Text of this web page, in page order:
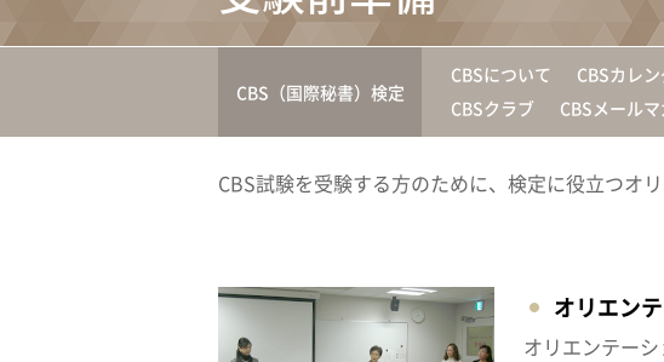
CBS（国際秘書）検定
CBSについて CBSカレ
CBSクラブ
CBSメール
CBS試験を受験する方のために、検定に役立つオ
オリエン
オリエンテー